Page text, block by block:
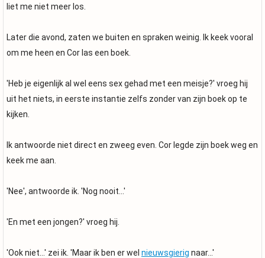
liet me niet meer los.
Later die avond, zaten we buiten en spraken weinig. Ik keek vooral
om me heen en Cor las een boek.
'Heb je eigenlijk al wel eens sex gehad met een meisje?' vroeg hij
uit het niets, in eerste instantie zelfs zonder van zijn boek op te
kijken.
Ik antwoorde niet direct en zweeg even. Cor legde zijn boek weg en
keek me aan.
'Nee', antwoorde ik. 'Nog nooit...'
'En met een jongen?' vroeg hij.
'Ook niet...' zei ik. 'Maar ik ben er wel nieuwsgierig naar...'